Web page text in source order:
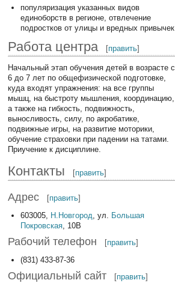
популяризация указанных видов
единоборств в регионе, отвлечение
подростков от улицы и вредных привычек.
Работа центра [править]
Начальный этап обучения детей в возрасте с
6 до 7 лет по общефизической подготовке,
куда входят упражнения: на все группы
мышц, на быстроту мышления, координацию,
а также на гибкость, подвижность,
выносливость, силу, по акробатике,
подвижные игры, на развитие моторики,
обучение страховки при падении на татами.
Приучение к дисциплине.
Контакты [править]
Адрес [править]
603005,
Н.Новгород , ул.
Большая
Покровская, 10В
Рабочий телефон [править]
(831) 433-87-36
Официальный сайт [править]